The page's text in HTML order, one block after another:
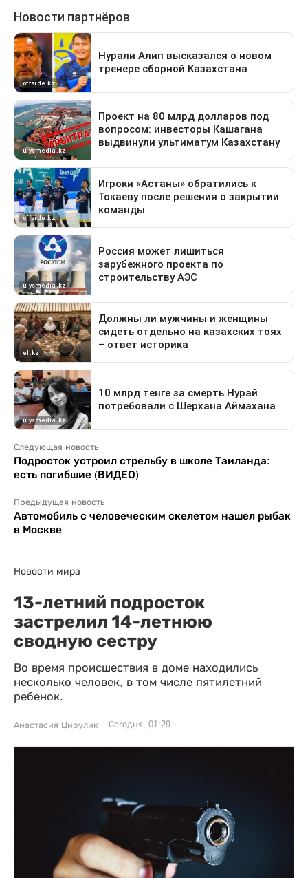
Следующая новость
Подросток устроил стрельбу в школе Таиланда:
есть погибшие (ВИДЕО)
Предыдущая новость
Автомобиль с человеческим скелетом нашел рыбак
в Москве
Новости мира
13-летний подросток
застрелил 14-летнюю
сводную сестру
Во время происшествия в доме находились
несколько человек, в том числе пятилетний
ребенок.
Анастасия Цирулик Сегодня, 01:29